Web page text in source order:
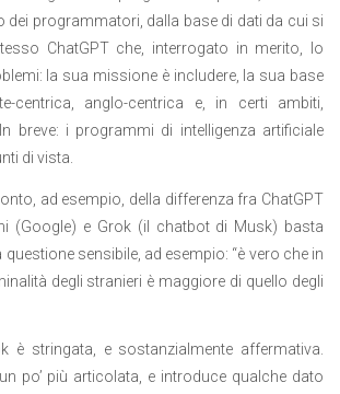
dei programmatori, dalla base di dati da cui si
ChatGPT che, interrogato in merito, lo
la sua missione è includere, la sua base
centrica, anglo-centrica e, in certi ambiti,
breve: i programmi di intelligenza artificiale
di vista.
ad esempio, della differenza fra ChatGPT
(Google) e Grok (il chatbot di Musk) basta
sensibile, ad esempio: “è vero che in
degli stranieri è maggiore di quello degli
è stringata, e sostanzialmente affermativa.
po’ più articolata, e introduce qualche dato